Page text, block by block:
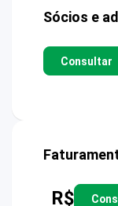
Sócios e
Consultar
R$